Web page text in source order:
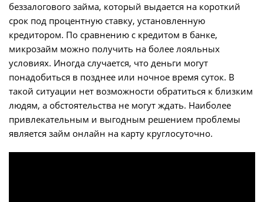
беззалогового займа, который выдается на короткий
срок под процентную ставку, установленную
кредитором. По сравнению с кредитом в банке,
микрозайм можно получить на более лояльных
условиях. Иногда случается, что деньги могут
понадобиться в позднее или ночное время суток. В
такой ситуации нет возможности обратиться к близким
людям, а обстоятельства не могут ждать. Наиболее
привлекательным и выгодным решением проблемы
является займ онлайн на карту круглосуточно.